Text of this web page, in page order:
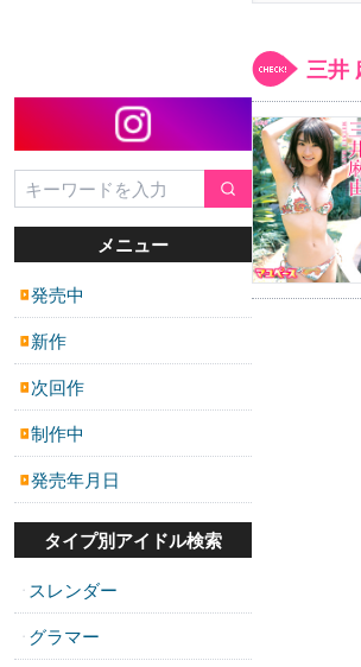
メニュー
▶発売中
▶ 新作
▶ 次回作
▶制作中
▶発売年月日
タイプ別アイドル検索
・ スレンダー
・ グラマー
三井